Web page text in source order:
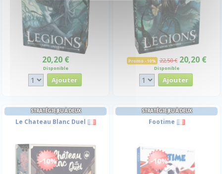
20,20 €
Disponible
Promo -10% 22,50 € 20,20 €
Disponible
STRATÉGIE JEU À DEUX
Le Chateau Blanc Duel
-10%
STRATÉGIE JEU À DEUX
Footime
-10%